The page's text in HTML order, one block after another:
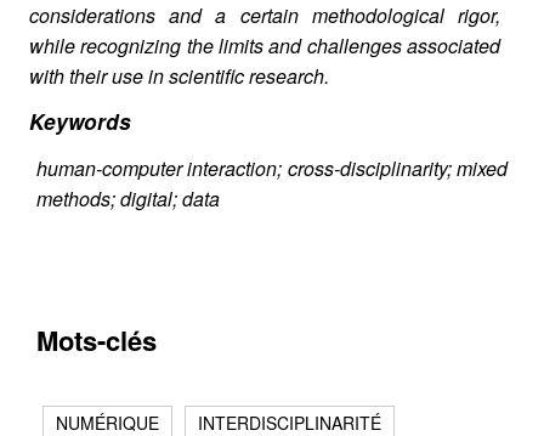
considerations and a certain methodological rigor,
while recognizing the limits and challenges associated
with their use in scientific research.
Keywords
human-computer interaction; cross-disciplinarity; mixed
methods; digital; data
Mots-clés
NUMÉRIQUE INTERDISCIPLINARITÉ